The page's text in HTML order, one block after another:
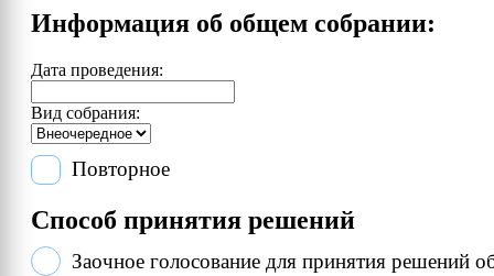
Информация об общем собрании:
Дата проведения:
Вид собрания:
Повторное
Способ принятия решений
Заочное голосование для принятия решений